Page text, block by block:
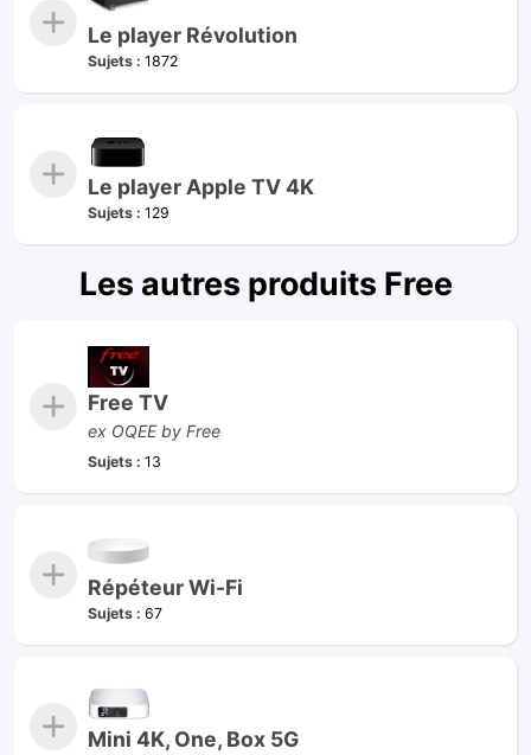
Le player Révolution
Sujets : 1872
Le player Apple TV 4K
Sujets : 129
Les autres produits Free
Free TV
ex OQEE by Free
Sujets : 13
Répéteur Wi-Fi
Sujets : 67
Mini 4K, One, Box 5G